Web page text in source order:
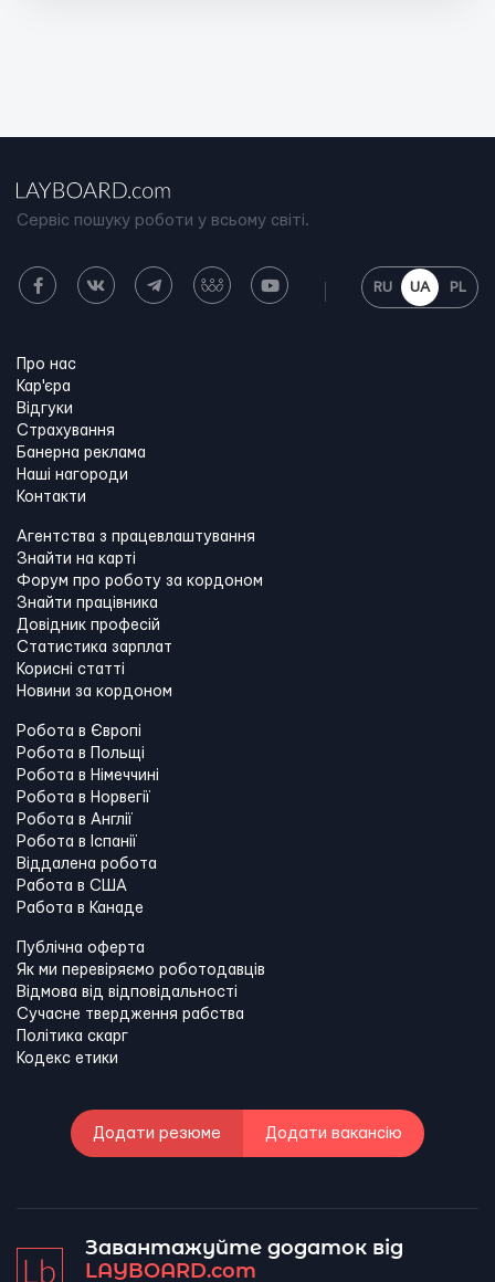
Сервіс пошуку роботи у всьому світі.
RU UA PL
Про нас
Кар'єра
Відгуки
Страхування
Банерна реклама
Наші нагороди
Контакти
Агентства з працевлаштування
Знайти на карті
Форум про роботу за кордоном
Знайти працівника
Довідник професій
Статистика зарплат
Корисні статті
Новини за кордоном
Робота в Європі
Робота в Польщі
Робота в Німеччині
Робота в Норвегії
Робота в Англії
Робота в Іспанії
Віддалена робота
Работа в США
Работа в Канадe
Публічна оферта
Як ми перевіряємо роботодавців
Відмова від відповідальності
Сучасне твердження рабства
Політика скарг
Кодекс етики
Додати резюме Додати вакансію
Завантажуйте додаток від
LAYBOARD.com